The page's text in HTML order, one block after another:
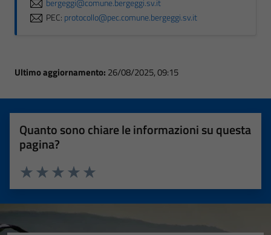
bergeggi@comune.bergeggi.sv.it
PEC: protocollo@pec.comune.bergeggi.sv.it
Ultimo aggiornamento: 26/08/2025, 09:15
Quanto sono chiare le informazioni su questa
pagina?
Valuta 5 stelle su 5
Valuta 4 stelle su 5
Valuta 3 stelle su 5
Valuta 2 stelle su 5
Valuta 1 stelle su 5